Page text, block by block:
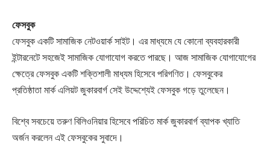
ফেসবুক
ফেসবুক একটি সামাজিক নেটওয়ার্ক সাইট। এর মাধ্যমে যে কোনো ব্যবহারকারী
ইন্টারনেটে সহজেই সামাজিক যোগাযোগ করতে পারছে। আজ সামাজিক যোগাযোগের
ক্ষেত্রে ফেসবুক একটি শক্তিশালী মাধ্যম হিসেবে পরিগণিত। ফেসবুকের
প্রতিষ্ঠাতা মার্ক এলিয়ট জুকারবার্গ সেই উদ্দেশ্যেই ফেসবুক গড়ে তুলেছেন।
বিশ্বে সবচেয়ে তরুণ বিলিওনিয়ার হিসেবে পরিচিত মার্ক জুকারবার্গ ব্যাপক খ্যাতি
অর্জন করলেন এই ফেসবুকের সুবাদে।